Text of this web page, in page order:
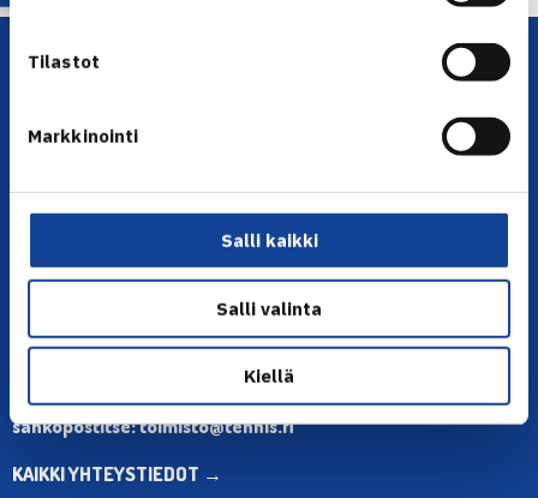
Tilastot
Markkinointi
Salli kaikki
Salli valinta
Kiellä
Olympiastadion, Paavo Nurmen tie 1, 00250 Helsinki
Toimiston puhelinajat:
Muina aikoina olkaa yhteydessä
sähköpostitse: toimisto@tennis.fi
KAIKKI YHTEYSTIEDOT →